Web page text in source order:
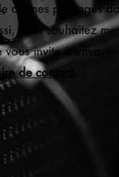
de mes passages
vous souhaitez me
invite à envoyer
de contact